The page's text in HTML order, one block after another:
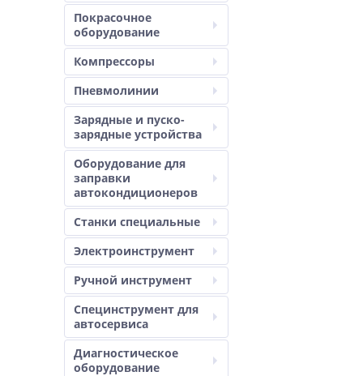
Покрасочное
оборудование
Компрессоры
Пневмолинии
Зарядные и пуско-
зарядные устройства
Оборудование для
заправки
автокондиционеров
Станки специальные
Электроинструмент
Ручной инструмент
Специнструмент для
автосервиса
Диагностическое
оборудование